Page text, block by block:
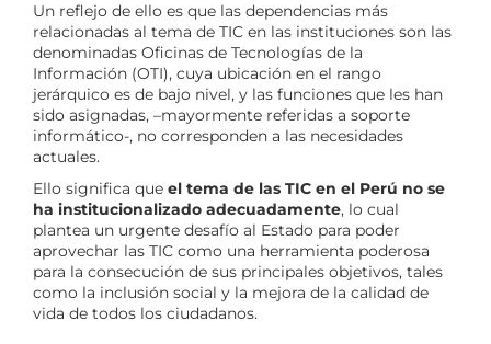
Un reflejo de ello es que las dependencias más
relacionadas al tema de TIC en las instituciones son las
denominadas Oficinas de Tecnologías de la
Información (OTI), cuya ubicación en el rango
jerárquico es de bajo nivel, y las funciones que les han
sido asignadas, –mayormente referidas a soporte
informático-, no corresponden a las necesidades
actuales.
Ello significa que el tema de las TIC en el Perú no se
ha institucionalizado adecuadamente, lo cual
plantea un urgente desafío al Estado para poder
aprovechar las TIC como una herramienta poderosa
para la consecución de sus principales objetivos, tales
como la inclusión social y la mejora de la calidad de
vida de todos los ciudadanos.